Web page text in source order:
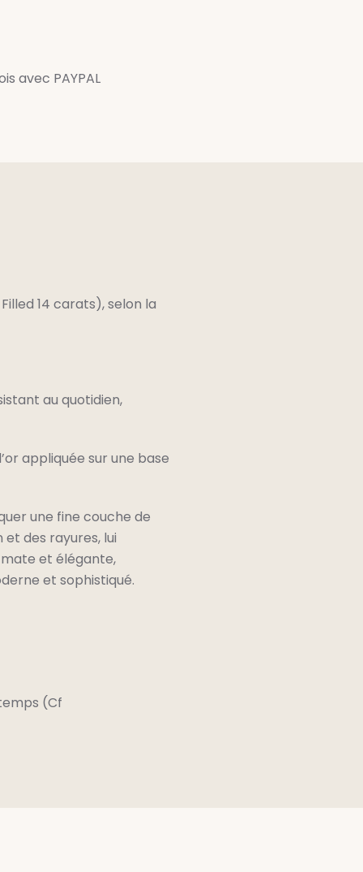
avec PAYPAL
14 carats), selon la
au quotidien,
appliquée sur une base
une fine couche de
des rayures, lui
et élégante,
et sophistiqué.
(Cf